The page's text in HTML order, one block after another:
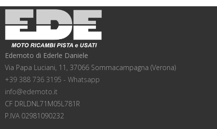
Edemoto di Ederle Daniele
Via Papa Luciani, 11, 37066 Sommacampagna (Verona)
+39 388 736 3195 - Whatsapp
info@edemoto.it
CF DRLDNL71M05L781R
P.IVA 02981090232